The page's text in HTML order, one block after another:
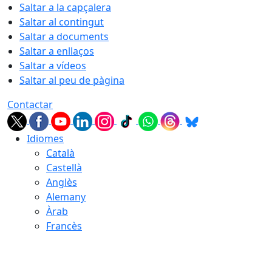
Saltar a la capçalera
Saltar al contingut
Saltar a documents
Saltar a enllaços
Saltar a vídeos
Saltar al peu de pàgina
Contactar
Idiomes
Català
Castellà
Anglès
Alemany
Àrab
Francès